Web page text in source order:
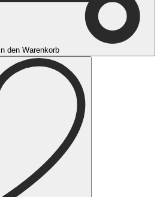
In den Warenkorb